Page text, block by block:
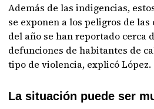
Además de las indigencias,
se exponen a los peligros de las
del año se han reportado cerca
defunciones de habitantes de
tipo de violencia, explicó López.
La situación puede ser